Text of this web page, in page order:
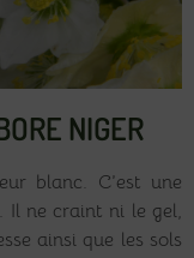
NIGER
blanc. C’est une
Il ne craint ni le gel,
ainsi que les sols